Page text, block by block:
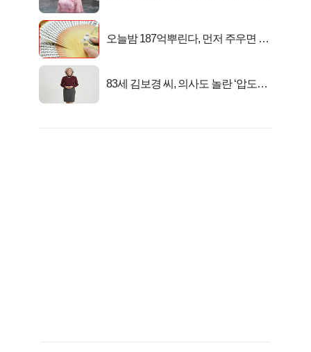
오늘밤 187억뿌린다, 먼저 주우면 최
83세 김보경 씨, 의사도 놀란 ‘압도적